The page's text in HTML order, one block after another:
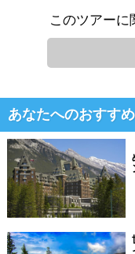
このツアーに
あなたへのおすす